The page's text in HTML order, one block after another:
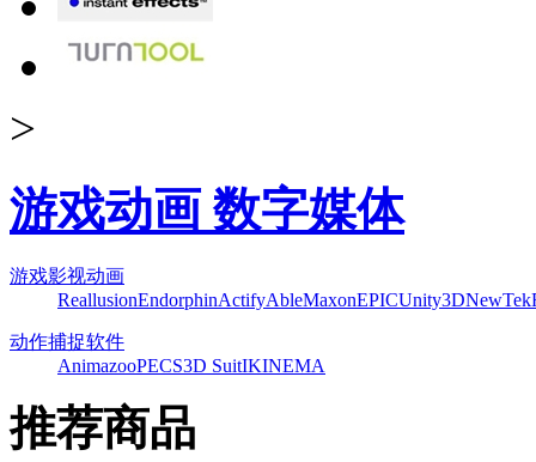
>
游戏动画 数字媒体
游戏影视动画
ReallusionEndorphinActifyAbleMaxonEPICUnity3DNewTek
动作捕捉软件
AnimazooPECS3D SuitIKINEMA
推荐商品